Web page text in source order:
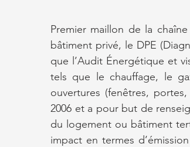
Premier maillon de la
bâtiment privé, le DPE
que l’Audit Énergétique et
tels que le chauffage, le
ouvertures (fenêtres,
2006 et a pour but de
du logement ou bâtiment
impact en termes